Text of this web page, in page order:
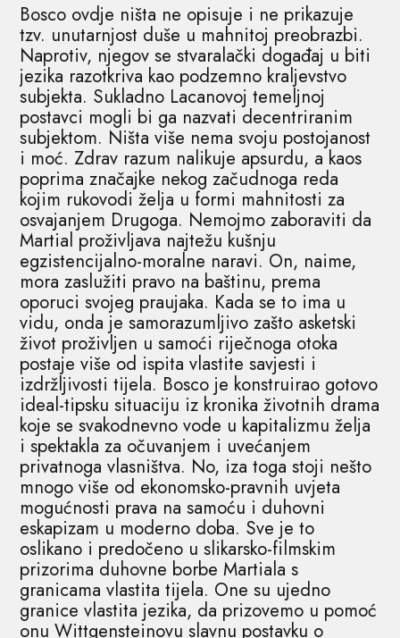
Bosco ovdje ništa ne opisuje i ne prikazuje
tzv. unutarnjost duše u mahnitoj preobrazbi.
Naprotiv, njegov se stvaralački događaj u biti
jezika razotkriva kao podzemno kraljevstvo
subjekta. Sukladno Lacanovoj temeljnoj
postavci mogli bi ga nazvati decentriranim
subjektom. Ništa više nema svoju postojanost
i moć. Zdrav razum nalikuje apsurdu, a kaos
poprima značajke nekog začudnoga reda
kojim rukovodi želja u formi mahnitosti za
osvajanjem Drugoga. Nemojmo zaboraviti da
Martial proživljava najtežu kušnju
egzistencijalno-moralne naravi. On, naime,
mora zaslužiti pravo na baštinu, prema
oporuci svojeg praujaka. Kada se to ima u
vidu, onda je samorazumljivo zašto asketski
život proživljen u samoći riječnoga otoka
postaje više od ispita vlastite savjesti i
izdržljivosti tijela. Bosco je konstruirao gotovo
ideal-tipsku situaciju iz kronika životnih drama
koje se svakodnevno vode u kapitalizmu želja
i spektakla za očuvanjem i uvećanjem
privatnoga vlasništva. No, iza toga stoji nešto
mnogo više od ekonomsko-pravnih uvjeta
mogućnosti prava na samoću i duhovni
eskapizam u moderno doba. Sve je to
oslikano i predočeno u slikarsko-filmskim
prizorima duhovne borbe Martiala s
granicama vlastita tijela. One su ujedno
granice vlastita jezika, da prizovemo u pomoć
onu Wittgensteinovu slavnu postavku o